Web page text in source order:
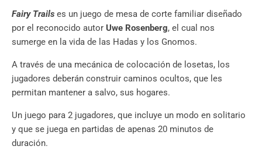
Fairy Trails es un juego de mesa de corte familiar diseñado
por el reconocido autor Uwe Rosenberg, el cual nos
sumerge en la vida de las Hadas y los Gnomos.
A través de una mecánica de colocación de losetas, los
jugadores deberán construir caminos ocultos, que les
permitan mantener a salvo, sus hogares.
Un juego para 2 jugadores, que incluye un modo en solitario
y que se juega en partidas de apenas 20 minutos de
duración.